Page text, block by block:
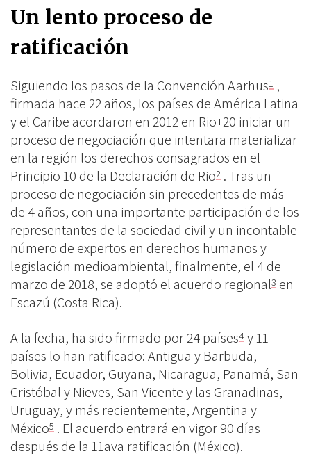
Un lento proceso de
ratificación
Siguiendo los pasos de la Convención Aarhus1 ,
firmada hace 22 años, los países de América Latina
y el Caribe acordaron en 2012 en Rio+20 iniciar un
proceso de negociación que intentara materializar
en la región los derechos consagrados en el
Principio 10 de la Declaración de Rio2 . Tras un
proceso de negociación sin precedentes de más
de 4 años, con una importante participación de los
representantes de la sociedad civil y un incontable
número de expertos en derechos humanos y
legislación medioambiental, finalmente, el 4 de
marzo de 2018, se adoptó el acuerdo regional3 en
Escazú (Costa Rica).
A la fecha, ha sido firmado por 24 países4 y 11
países lo han ratificado: Antigua y Barbuda,
Bolivia, Ecuador, Guyana, Nicaragua, Panamá, San
Cristóbal y Nieves, San Vicente y las Granadinas,
Uruguay, y más recientemente, Argentina y
México5 . El acuerdo entrará en vigor 90 días
después de la 11ava ratificación (México).